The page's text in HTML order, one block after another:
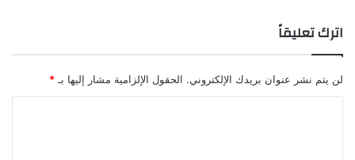
اترك تعليقاً
لن يتم نشر عنوان بريدك الإلكتروني. الحقول الإلزامية مشار إليها بـ *